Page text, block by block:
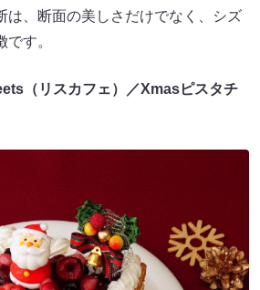
は、断面の美しさだけでなく、シズ
す。
（リスカフェ）／Xmasピスタチ